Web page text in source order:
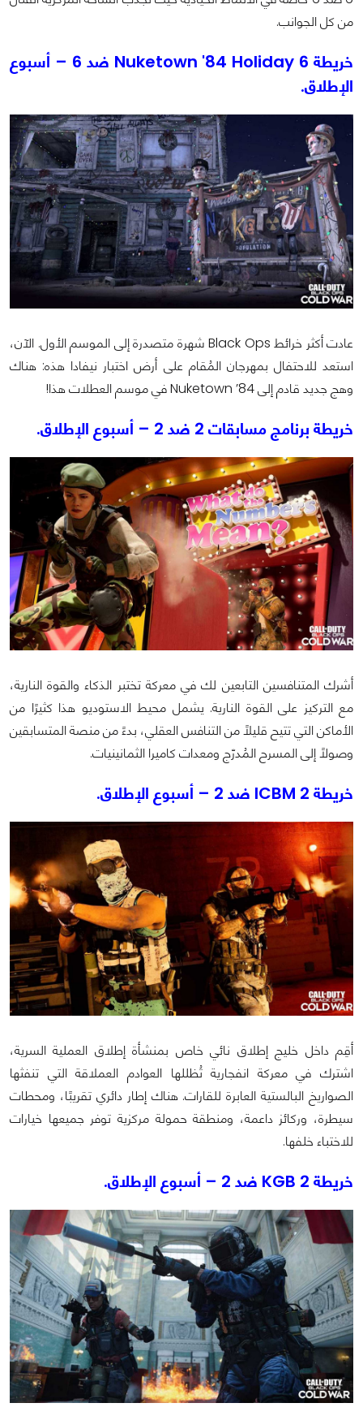
من كل الجوانب.
خريطة Nuketown '84 Holiday 6 ضد 6 – أسبوع
الإطلاق.
عادت أكثر خرائط Black Ops شهرة متصدرة إلى الموسم الأول. الآن،
استعد للاحتفال بمهرجان المُقام على أرض اختبار نيفادا هذه: هناك
وهج جديد قادم إلى Nuketown ’84 في موسم العطلات هذا!
خريطة برنامج مسابقات 2 ضد 2 – أسبوع الإطلاق.
أشرك المتنافسين التابعين لك في معركة تختبر الذكاء والقوة النارية،
مع التركيز على القوة النارية. يشمل محيط الاستوديو هذا كثيرًا من
الأماكن التي تتيح قليلًا من التنافس العقلي، بدءً من منصة المتسابقين
وصولاً إلى المسرح المُدرّج ومعدات كاميرا الثمانينيات.
خريطة ICBM 2 ضد 2 – أسبوع الإطلاق.
أقِم داخل خليج إطلاق نائي خاص بمنشأة إطلاق العملية السرية،
اشترك في معركة انفجارية تُظللها العوادم العملاقة التي تنفثها
الصواريخ البالستية العابرة للقارات. هناك إطار دائري تقريبًا، ومحطات
سيطرة، وركائز داعمة، ومنطقة حمولة مركزية توفر جميعها خيارات
للاختباء خلفها.
خريطة KGB 2 ضد 2 – أسبوع الإطلاق.